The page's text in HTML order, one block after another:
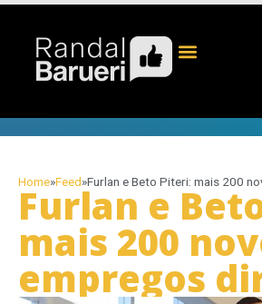
Home»Feed»Furlan e Beto Piteri: mais 200
Furlan e
mais 200
empregos